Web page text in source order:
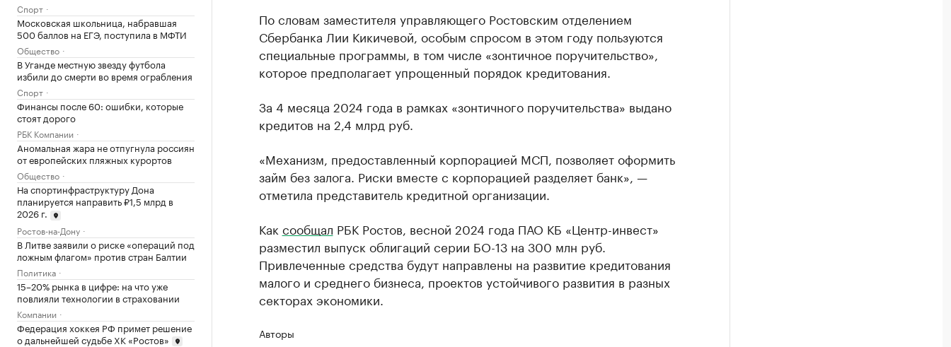
Спорт
Московская школьница, набравшая
500 баллов на ЕГЭ, поступила в МФТИ
Общество
В Уганде местную звезду футбола
избили до смерти во время ограбления
Спорт
Финансы после 60: ошибки, которые
стоят дорого
РБК Компании
Аномальная жара не отпугнула россиян
от европейских пляжных курортов
Общество
На спортинфраструктуру Дона
планируется направить ₽1,5 млрд в
2026 г.
Ростов-на-Дону
В Литве заявили о риске «операций под
ложным флагом» против стран Балтии
Политика
15–20% рынка в цифре: на что уже
повлияли технологии в страховании
Компании
Федерация хоккея РФ примет решение
о дальнейшей судьбе ХК «Ростов»
По словам заместителя управляющего Ростовским отделением
Сбербанка Лии Кикичевой, особым спросом в этом году пользуются
специальные программы, в том числе «зонтичное поручительство»,
которое предполагает упрощенный порядок кредитования.
За 4 месяца 2024 года в рамках «зонтичного поручительства» выдано
кредитов на 2,4 млрд руб.
«Механизм, предоставленный корпорацией МСП, позволяет оформить
займ без залога. Риски вместе с корпорацией разделяет банк», —
отметила представитель кредитной организации.
Как сообщал РБК Ростов, весной 2024 года ПАО КБ «Центр-инвест»
разместил выпуск облигаций серии БО-13 на 300 млн руб.
Привлеченные средства будут направлены на развитие кредитования
малого и среднего бизнеса, проектов устойчивого развития в разных
секторах экономики.
Авторы